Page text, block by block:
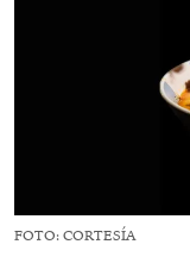
FOTO: CORTESÍA